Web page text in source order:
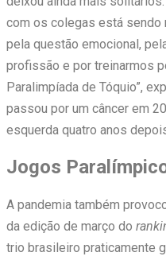
com os colegas está sendo
pela questão emocional,
profissão e por treinarmos
Paralimpíada de Tóquio”,
passou por um câncer em
esquerda quatro anos
Jogos
A pandemia também
da edição de março do
trio brasileiro praticamente